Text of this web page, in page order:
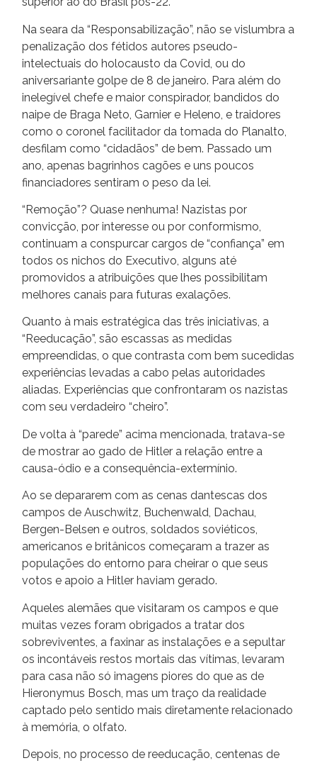
Na seara da “Responsabilização”, não se vislumbra a
penalização dos fétidos autores pseudo-
intelectuais do holocausto da Covid, ou do
aniversariante golpe de 8 de janeiro. Para além do
inelegível chefe e maior conspirador, bandidos do
naipe de Braga Neto, Garnier e Heleno, e traidores
como o coronel facilitador da tomada do Planalto,
desfilam como “cidadãos” de bem. Passado um
ano, apenas bagrinhos cagões e uns poucos
financiadores sentiram o peso da lei.
“Remoção”? Quase nenhuma! Nazistas por
convicção, por interesse ou por conformismo,
continuam a conspurcar cargos de “confiança” em
todos os nichos do Executivo, alguns até
promovidos a atribuições que lhes possibilitam
melhores canais para futuras exalações.
Quanto à mais estratégica das três iniciativas, a
“Reeducação”, são escassas as medidas
empreendidas, o que contrasta com bem sucedidas
experiências levadas a cabo pelas autoridades
aliadas. Experiências que confrontaram os nazistas
com seu verdadeiro “cheiro”.
De volta à “parede” acima mencionada, tratava-se
de mostrar ao gado de Hitler a relação entre a
causa-ódio e a consequência-extermínio.
Ao se depararem com as cenas dantescas dos
campos de Auschwitz, Buchenwald, Dachau,
Bergen-Belsen e outros, soldados soviéticos,
americanos e britânicos começaram a trazer as
populações do entorno para cheirar o que seus
votos e apoio a Hitler haviam gerado.
Aqueles alemães que visitaram os campos e que
muitas vezes foram obrigados a tratar dos
sobreviventes, a faxinar as instalações e a sepultar
os incontáveis restos mortais das vítimas, levaram
para casa não só imagens piores do que as de
Hieronymus Bosch, mas um traço da realidade
captado pelo sentido mais diretamente relacionado
à memória, o olfato.
Depois, no processo de reeducação, centenas de